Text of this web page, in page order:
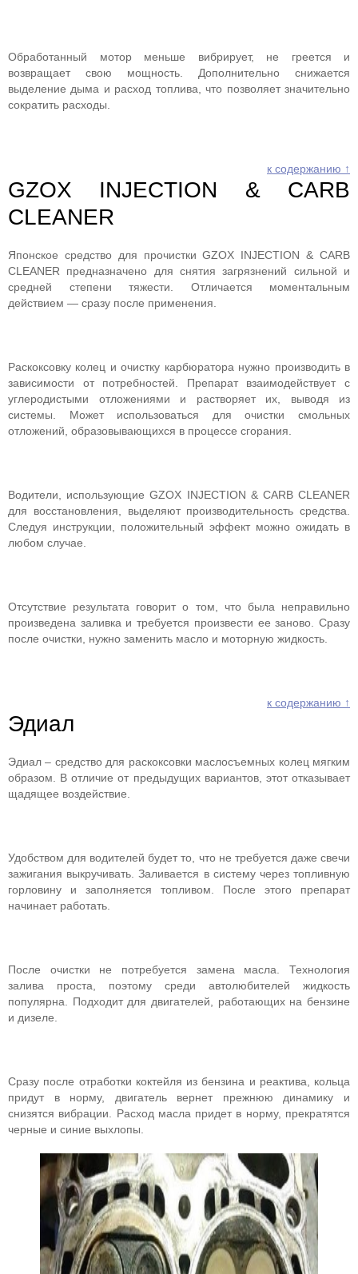
Обработанный мотор меньше вибрирует, не греется и
возвращает свою мощность. Дополнительно снижается
выделение дыма и расход топлива, что позволяет значительно
сократить расходы.
к содержанию ↑
GZOX INJECTION & CARB
CLEANER
Японское средство для прочистки GZOX INJECTION & CARB
CLEANER предназначено для снятия загрязнений сильной и
средней степени тяжести. Отличается моментальным
действием — сразу после применения.
Раскоксовку колец и очистку карбюратора нужно производить в
зависимости от потребностей. Препарат взаимодействует с
углеродистыми отложениями и растворяет их, выводя из
системы. Может использоваться для очистки смольных
отложений, образовывающихся в процессе сгорания.
Водители, использующие GZOX INJECTION & CARB CLEANER
для восстановления, выделяют производительность средства.
Следуя инструкции, положительный эффект можно ожидать в
любом случае.
Отсутствие результата говорит о том, что была неправильно
произведена заливка и требуется произвести ее заново. Сразу
после очистки, нужно заменить масло и моторную жидкость.
к содержанию ↑
Эдиал
Эдиал – средство для раскоксовки маслосъемных колец мягким
образом. В отличие от предыдущих вариантов, этот отказывает
щадящее воздействие.
Удобством для водителей будет то, что не требуется даже свечи
зажигания выкручивать. Заливается в систему через топливную
горловину и заполняется топливом. После этого препарат
начинает работать.
После очистки не потребуется замена масла. Технология
залива проста, поэтому среди автолюбителей жидкость
популярна. Подходит для двигателей, работающих на бензине
и дизеле.
Сразу после отработки коктейля из бензина и реактива, кольца
придут в норму, двигатель вернет прежнюю динамику и
снизятся вибрации. Расход масла придет в норму, прекратятся
черные и синие выхлопы.